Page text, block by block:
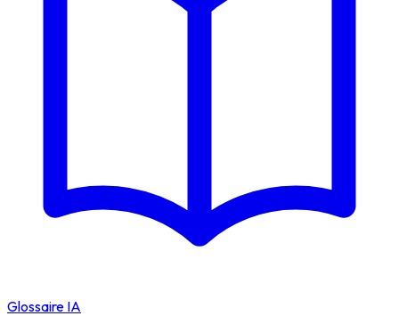
Glossaire IA